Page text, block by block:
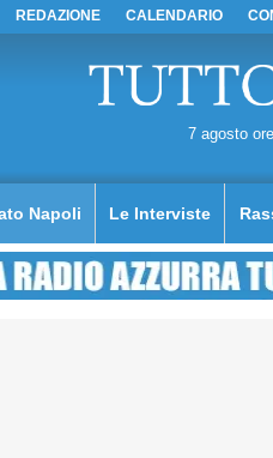
REDAZIONE CALENDARIO
7 agosto
Napoli Le Interviste